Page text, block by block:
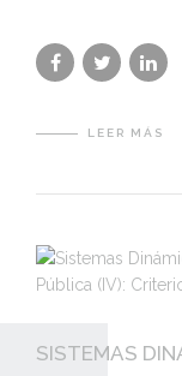
LEER MÁS
SISTEMAS